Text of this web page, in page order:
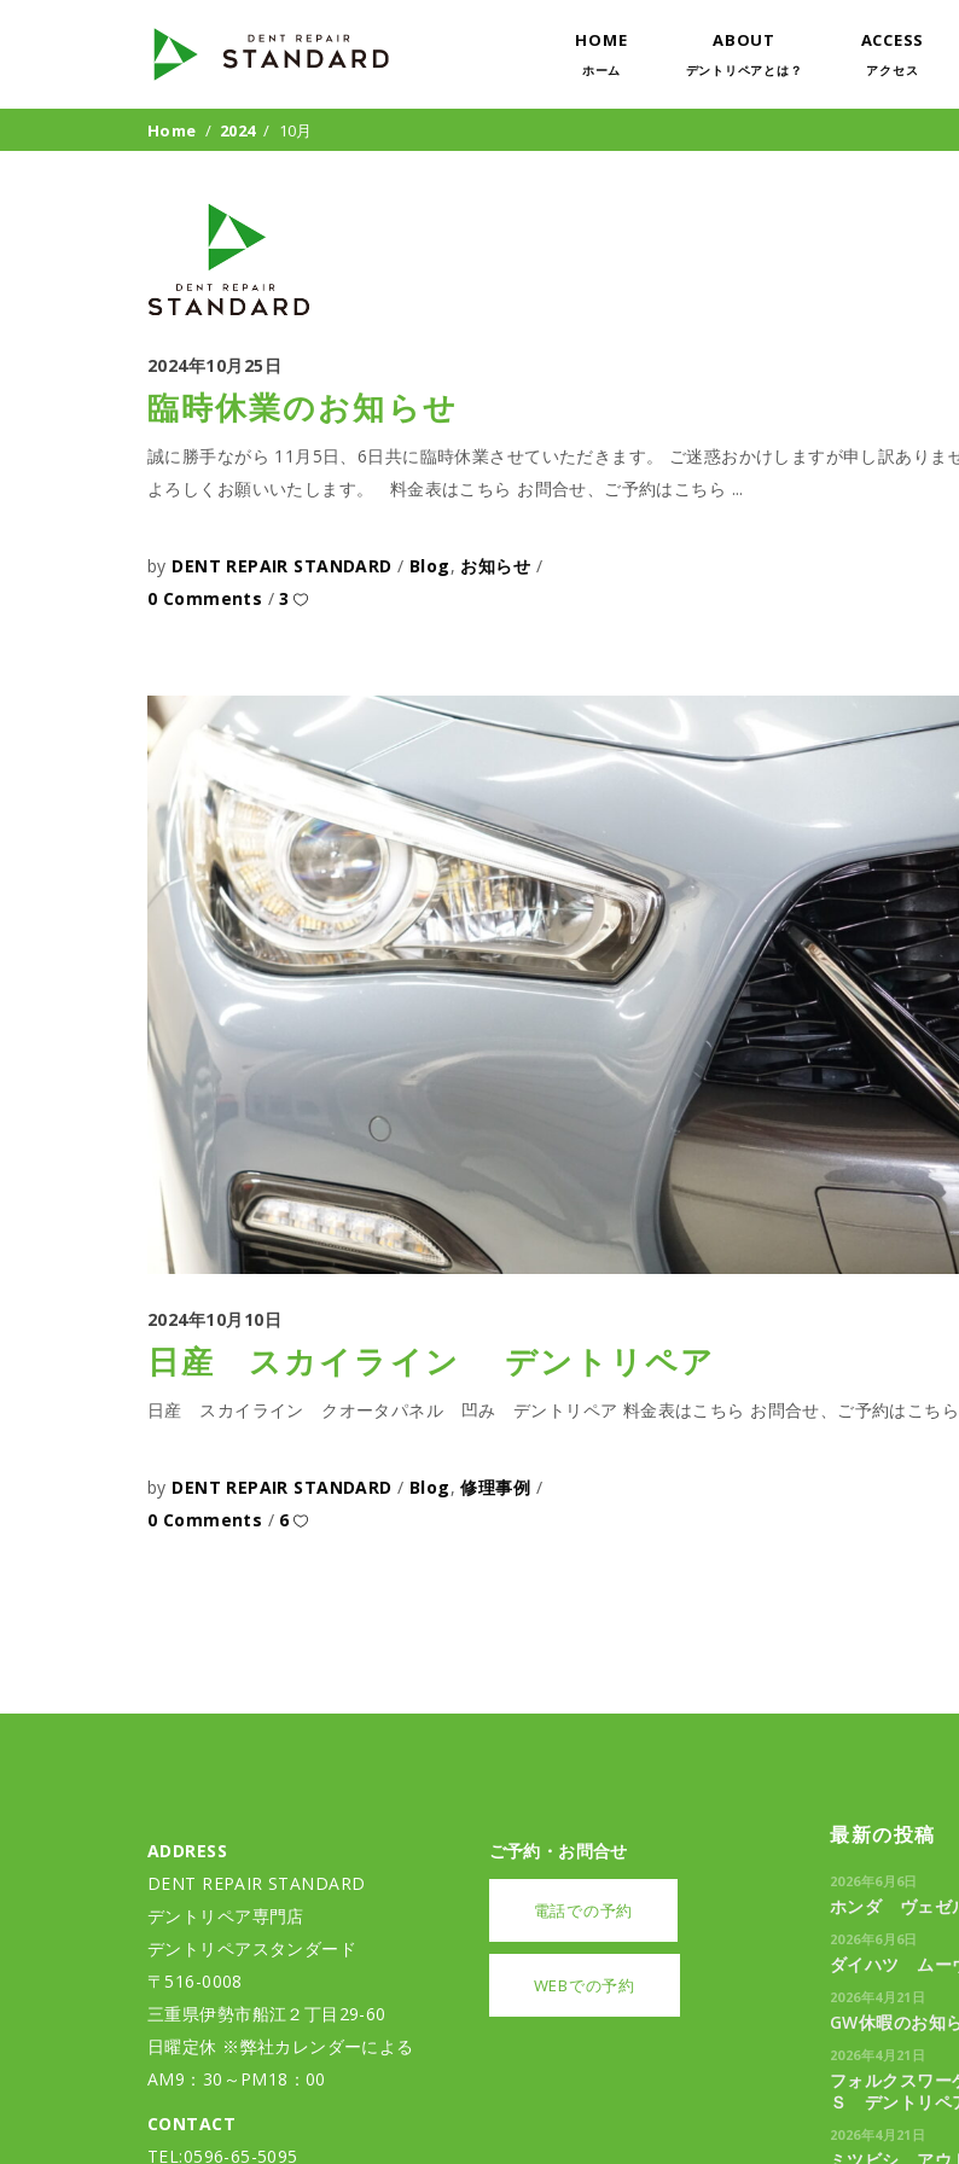
HOME
ホーム
ABOUT
デントリペアとは？
ACCESS
アクセス
Home / 2024/ 10月
2024年10月25日
臨時休業のお知らせ
誠に勝手ながら 11月5日、6日共に臨時休業させていただきます。 ご迷惑おかけしますが申し訳ありませ
よろしくお願いいたします。 料金表はこちら お問合せ、ご予約はこちら
by DENT REPAIR STANDARD Blog, お知らせ
0 Comments
3
2024年10月10日
日産 スカイライン デントリペア
日産 スカイライン クオータパネル 凹み デントリペア 料金表はこちら お問合せ、ご予約はこちら
by DENT REPAIR STANDARD Blog,修理事例
0 Comments
6
ADDRESS
DENT REPAIR STANDARD
デントリペア専門店
デントリペアスタンダード
〒516-0008
三重県伊勢市船江２丁目29-60
日曜定休 ※弊社カレンダーによる
AM9：30～PM18：00
CONTACT
TEL:0596-65-5095
ご予約・お問合せ
電話での予約
WEBでの予約
最新の投稿
2026年6月6日
ホンダ ヴェゼ
2026年6月6日
ダイハツ ムー
2026年4月21日
GW休暇のお知
2026年4月21日
フォルクスワ
Ｓ デントリペ
2026年4月21日